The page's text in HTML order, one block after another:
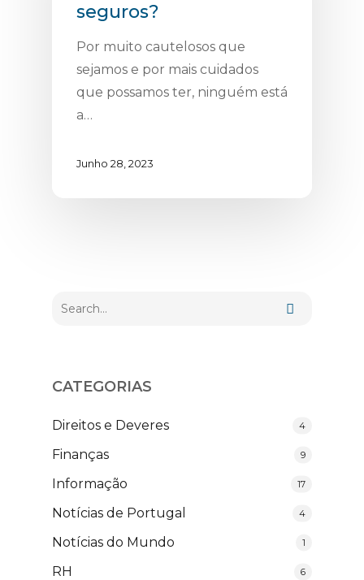
seguros?
Por muito cautelosos que
sejamos e por mais cuidados
que possamos ter, ninguém está
a…
Junho 28, 2023
CATEGORIAS
Direitos e Deveres 4
Finanças 9
Informação 17
Notícias de Portugal 4
Notícias do Mundo 1
RH 6